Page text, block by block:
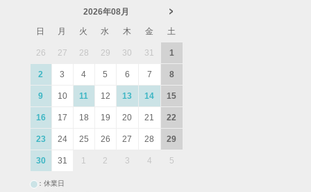
2026年08月
日
月 火 水 木 金 土
26 27 28 29 30 31 1
2 3 4 5 6 7 8
9 10 11 12 13 14 15
16 17 18 19 20 21 22
23 24 25 26 27 28 29
30 31 1 2 3 4 5
：休業日